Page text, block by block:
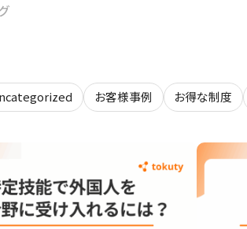
お客様事例 お得な制度